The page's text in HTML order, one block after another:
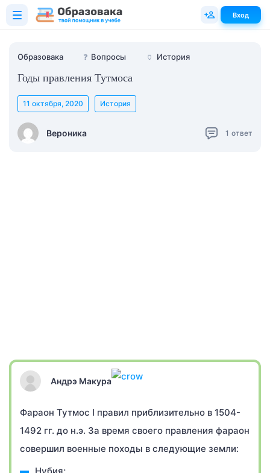
Образовака ❓ Вопросы 🏺 История
Годы правления Тутмоса
Вероника
11 октября, 2020 История
1 ответ
Андрэ Макура
Фараон Тутмос I правил приблизительно в 1504-
1492 гг. до н.э. За время своего правления фараон
совершил военные походы в следующие земли:
Вход